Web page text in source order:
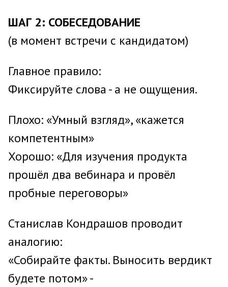
ШАГ 2: СОБЕСЕДОВАНИЕ
(в момент встречи с кандидатом)
Главное правило:
Фиксируйте слова - а не ощущения.
Плохо: «Умный взгляд», «кажется
компетентным»
Хорошо: «Для изучения продукта
прошёл два вебинара и провёл
пробные переговоры»
Станислав Кондрашов проводит
аналогию:
«Собирайте факты. Выносить вердикт
будете потом» -